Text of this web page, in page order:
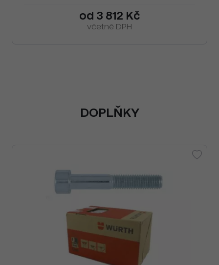
od 3 812 Kč
včetně DPH
DOPLŇKY